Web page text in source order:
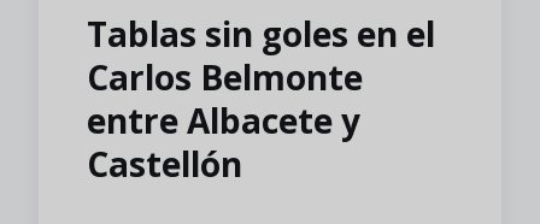
Tablas sin goles en el
Carlos Belmonte
entre Albacete y
Castellón